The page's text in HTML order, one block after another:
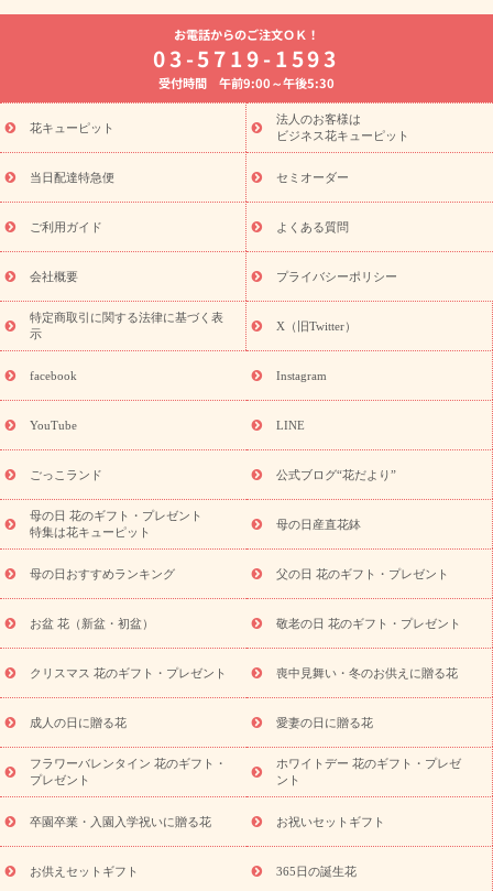
よく贈られる花
お祝いの花特集
誕生日フラワーギフト特集
8月の誕生花(トルコキキョウ)
開店・開業祝い
お供え・お悔やみ お供え・お悔やみの花
通夜・葬儀に贈る花 胡蝶蘭・花鉢
ーブドフラワー
季節のイベント
ひまわり ギフト・プレゼント
特集
お盆 花（新盆・初盆） 季節のイベント
お盆 花（新
盆・初盆）
お盆 花（新盆・初盆）
お盆・お供え 花とセットギ
フト
お盆・お供え プリザーブドフラワー
ひまわり ギフト・プ
レゼント特集
夏の花贈り・お中元・暑中見舞い 花のギフト特集
敬老の日におくる花ギフト・プレゼント特集
花ギフト・プレゼント特集
敬老の日 花のおすすめランキング
敬
老の日 花鉢植えのギフト・プレゼント特集
敬老の日 花とセットギ
フト・プレゼント特集
敬老の日の花 全てのギフト一覧
キャン
ペーン
映画『ウォーターガーディアンズ』コラボキャンペーン
「きょう誕生日なんです」キャンペーン
誕生日の花を探す
誕生日フラワーギフト 誕生日フラワーギフト特集
(トルコキキョウ)
9月の誕生花(リンドウ)
ら探す
お祝いの花特集 当日配達特急便 お祝い商品一覧
念日
結婚祝い 出産祝い 退院祝い・快気祝い
寿祝い
プチギフト ペットのお祝いフラワー
供え・お悔やみ商品一覧
お供え・お悔やみの花
四十九日法要以
お供え プリザーブドフラワー
ペットのお供えフラワー
お盆（新
盆・初盆）
その他 お祝い返し お見舞い
お取り寄せギフト
ビジネス用
ご自宅用 観葉植物 ミディ胡蝶蘭
プリザーブ
ドフラワー
スタイルから探す アレンジメント 花束
スタ
ンド花
お祝い お供え・お悔やみ 胡蝶蘭 胡蝶蘭・花鉢
ディ胡蝶蘭・お祝い
ミディ胡蝶蘭・お供え
世界初の青色胡蝶蘭
観葉植物
観葉植物 産直多肉植物
プリザーブドフラワー
お祝い
お供え・お悔やみ 花とセットギフト
セミオーダー
プチギフト（hanamore -ハナモア-）
花とみどりのeギフト
キューピットのeGfit
カラー ピンク イエローオレンジ
レッ
ド
お花の種類 トルコキキョウ
お電話からのご注文ＯＫ！
03-5719-1593
受付時間 午前9:00～午後5:30
花キューピット
法人のお客様は
ビジネス花キューピット
当日配達特急便 セミオーダー
ご利用ガイド よくある質問
会社概要 プライバシーポリシー
特定商取引に関する法律に基づく表
示
X（旧Twitter）
facebook Instagram
YouTube LINE
ごっこランド 公式ブログ“花だより”
母の日 花のギフト・プレゼント
特集は花キューピット
母の日産直花鉢
母の日おすすめランキング 父の日 花のギフト・プレゼント
お盆 花（新盆・初盆） 敬老の日 花のギフト・プレゼント
クリスマス 花のギフト・プレゼント 喪中見舞い・冬のお供えに贈る花
成人の日に贈る花 愛妻の日に贈る花
フラワーバレンタイン 花のギフト・
プレゼント
ホワイトデー 花のギフト・プレゼ
ント
卒園卒業・入園入学祝いに贈る花 お祝いセットギフト
お供えセットギフト 365日の誕生花